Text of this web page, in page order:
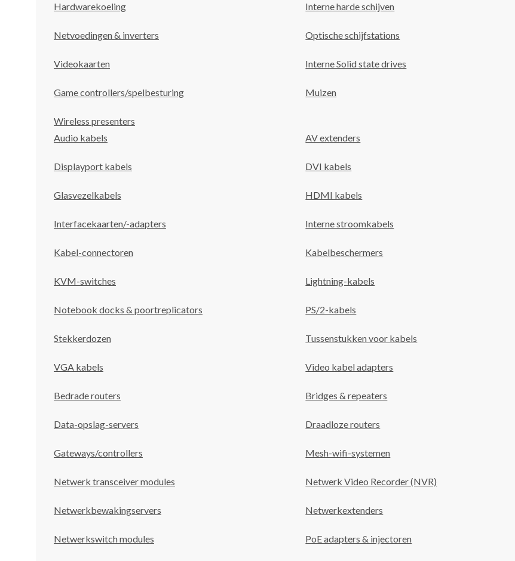
Hardwarekoeling Interne harde schijven
Netvoedingen & inverters Optische schijfstations
Videokaarten Interne Solid state drives
Game controllers/spelbesturing Muizen
Wireless presenters
Audio kabels
AV extenders
Displayport kabels DVI kabels
Glasvezelkabels HDMI kabels
Interfacekaarten/-adapters Interne stroomkabels
Kabel-connectoren Kabelbeschermers
KVM-switches Lightning-kabels
Notebook docks & poortreplicators PS/2-kabels
Stekkerdozen Tussenstukken voor kabels
VGA kabels Video kabel adapters
Bedrade routers Bridges & repeaters
Data-opslag-servers Draadloze routers
Gateways/controllers Mesh-wifi-systemen
Netwerk transceiver modules Netwerk Video Recorder (NVR)
Netwerkbewakingservers Netwerkextenders
Netwerkswitch modules PoE adapters & injectoren